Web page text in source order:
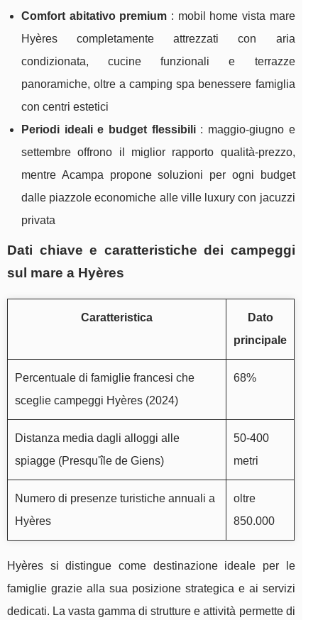
Comfort abitativo premium : mobil home vista mare
Hyères completamente attrezzati con aria
condizionata, cucine funzionali e terrazze
panoramiche, oltre a camping spa benessere famiglia
con centri estetici
Periodi ideali e budget flessibili: maggio-giugno e
settembre offrono il miglior rapporto qualità-prezzo,
mentre Acampa propone soluzioni per ogni budget
dalle piazzole economiche alle ville luxury con jacuzzi
privata
Dati chiave e caratteristiche dei campeggi
sul mare a Hyères
Caratteristica
Dato
principale
Percentuale di famiglie francesi che
sceglie campeggi Hyères (2024)
68%
Distanza media dagli alloggi alle
spiagge (Presqu'île de Giens)
50-400
metri
Numero di presenze turistiche annuali a
Hyères
oltre
850.000
Hyères si distingue come destinazione ideale per le
famiglie grazie alla sua posizione strategica e ai servizi
dedicati. La vasta gamma di strutture e attività permette di